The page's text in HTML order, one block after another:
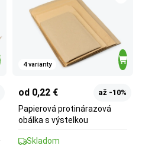
4 varianty
od 0,22 € až -10%
Papierová protinárazová
obálka s výstelkou
Skladom